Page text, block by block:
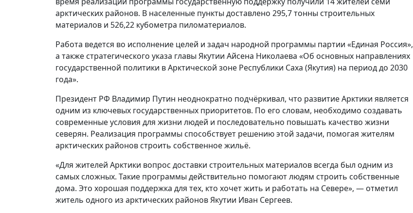
арктических районов. В населенные пункты доставлено 295,7 тонны строительных
материалов и 526,22 кубометра пиломатериалов.
Работа ведется во исполнение целей и задач народной программы партии «Единая Россия»,
а также стратегического указа главы Якутии Айсена Николаева «Об основных направлениях
государственной политики в Арктической зоне Республики Саха (Якутия) на период до 2030
года».
Президент РФ Владимир Путин неоднократно подчёркивал, что развитие Арктики является
одним из ключевых государственных приоритетов. По его словам, необходимо создавать
современные условия для жизни людей и последовательно повышать качество жизни
северян. Реализация программы способствует решению этой задачи, помогая жителям
арктических районов строить собственное жильё.
«Для жителей Арктики вопрос доставки строительных материалов всегда был одним из
самых сложных. Такие программы действительно помогают людям строить собственные
дома. Это хорошая поддержка для тех, кто хочет жить и работать на Севере», — отметил
житель одного из арктических районов Якутии Иван Сергеев.